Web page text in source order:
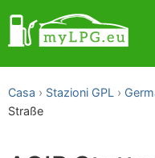
Casa Stazioni GPL
Straße